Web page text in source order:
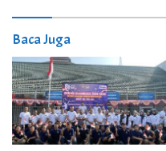
Baca Juga